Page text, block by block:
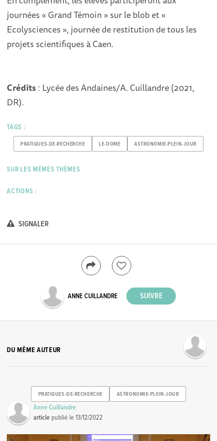
journées « Grand Témoin » sur le blob et «
Ecolysciences », journée de restitution de tous les
projets scientifiques à Caen.
Crédits: Lycée des Andaines/A. Cuillandre (2021,
DR).
TAGS :
PRATIQUES-DE-RECHERCHE LE-DOME ASTRONOMIE-PLEIN-JOUR
SUR LES MÊMES THÈMES
ACTIONS :
SIGNALER
ANNE CUILLANDRE
DU MÊME AUTEUR
PRATIQUES-DE-RECHERCHE ASTRONOMIE-PLEIN-JOUR
Anne Cuillandre
article publié le13/12/2022